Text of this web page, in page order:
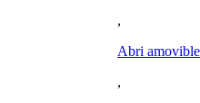
,
Abri
,